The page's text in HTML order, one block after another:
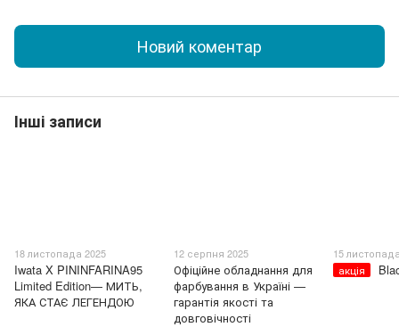
Новий коментар
Інші записи
18 листопада 2025
Iwata X PININFARINA95
Limited Edition— МИТЬ,
ЯКА СТАЄ ЛЕГЕНДОЮ
12 серпня 2025
Офіційне обладнання для
фарбування в Україні —
гарантія якості та
довговічності
15
акція